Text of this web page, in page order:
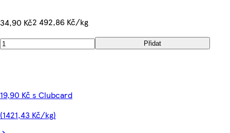
34,90 Kč2 492,86 Kč/kg
Přidat
19,90 Kč s Clubcard
(1421,43 Kč/kg)